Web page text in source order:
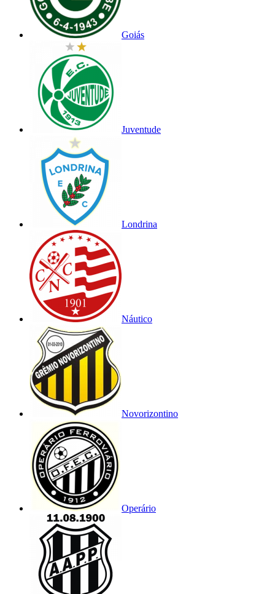
Goiás
Juventude
Londrina
Náutico
Novorizontino
Operário